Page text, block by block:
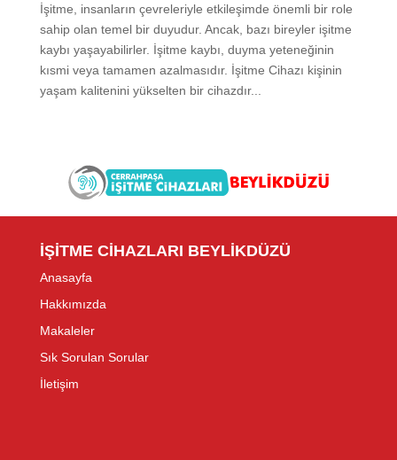
İşitme, insanların çevreleriyle etkileşimde önemli bir role
sahip olan temel bir duyudur. Ancak, bazı bireyler işitme
kaybı yaşayabilirler. İşitme kaybı, duyma yeteneğinin
kısmi veya tamamen azalmasıdır. İşitme Cihazı kişinin
yaşam kalitenini yükselten bir cihazdır...
İŞİTME CİHAZLARI BEYLİKDÜZÜ
Anasayfa
Hakkımızda
Makaleler
Sık Sorulan Sorular
İletişim